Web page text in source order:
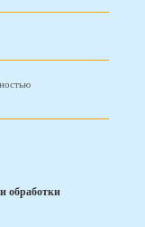
обработки